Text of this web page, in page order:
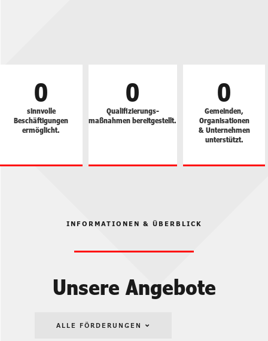
sinnvolle
Beschäftigungen
ermöglicht.
0
Qualifizierungs­
maßnahmen bereitgestellt.
0
Gemeinden,
Organisationen
& Unternehmen
unterstützt.
0
INFORMATIONEN & ÜBERBLICK
Unsere Angebote
ALLE FÖRDERUNGEN